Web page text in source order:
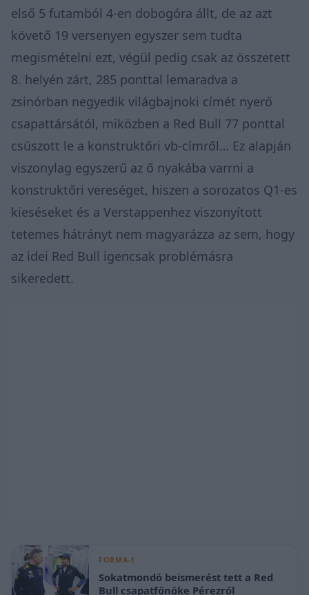
első 5 futamból 4-en dobogóra állt, de az azt
követő 19 versenyen egyszer sem tudta
megismételni ezt, végül pedig csak az összetett
8. helyén zárt, 285 ponttal lemaradva a
zsinórban negyedik világbajnoki címét nyerő
csapattársától, miközben a Red Bull 77 ponttal
csúszott le a konstruktőri vb-címről… Ez alapján
viszonylag egyszerű az ő nyakába varrni a
konstruktőri vereséget, hiszen a sorozatos Q1-es
kieséseket és a Verstappenhez viszonyított
tetemes hátrányt nem magyarázza az sem, hogy
az idei Red Bull igencsak problémásra
sikeredett.
FORMA-1
Sokatmondó beismerést tett a Red
Bull csapatfőnöke Pérezről